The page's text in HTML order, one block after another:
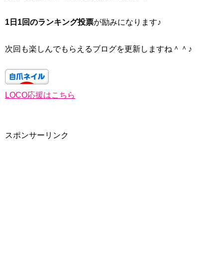
1日1回のランキング投票が励みになります♪
次回も楽しんでもらえるブログを更新しますね＾＾♪
LOCO応援はこちら
スポンサーリンク